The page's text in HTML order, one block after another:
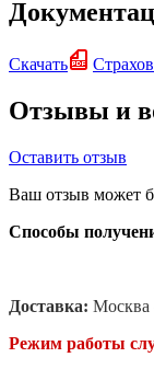
Скачать
Отзывы и
Оставить отзыв
Ваш отзыв может
Способы
Доставка: Москва
Режим работы